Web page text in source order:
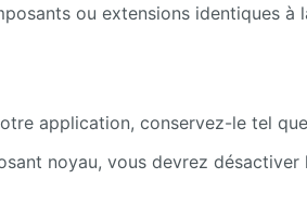
ou extensions identiques à
application, conservez-le tel
noyau, vous devrez désactiver